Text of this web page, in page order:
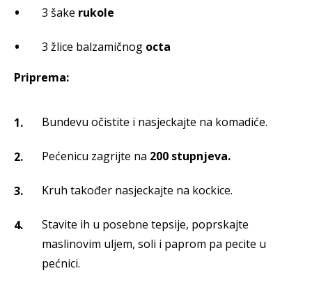
3 šake rukole
3 žlice balzamičnog octa
Priprema:
Bundevu očistite i nasjeckajte na komadiće.
Pećenicu zagrijte na 200 stupnjeva.
Kruh također nasjeckajte na kockice.
Stavite ih u posebne tepsije, poprskajte
maslinovim uljem, soli i paprom pa pecite u
pećnici.